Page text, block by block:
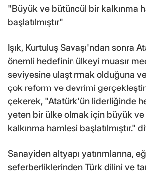
"Büyük ve bütüncül bir kalkınma
başlatılmıştır"
Işık, Kurtuluş Savaşı'ndan sonra
önemli hedefinin ülkeyi muasır
seviyesine ulaştırmak olduğuna
çok reform ve devrimi
çekerek, "Atatürk'ün liderliğinde
yeten bir ülke olmak için büyük
kalkınma hamlesi başlatılmıştır."
Sanayiden altyapı yatırımlarına,
seferberliklerinden Türk dilini ve